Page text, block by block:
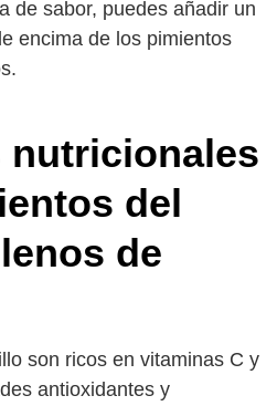
de sabor, puedes añadir un
encima de los pimientos
nutricionales
del
de
son ricos en vitaminas C y
antioxidantes y